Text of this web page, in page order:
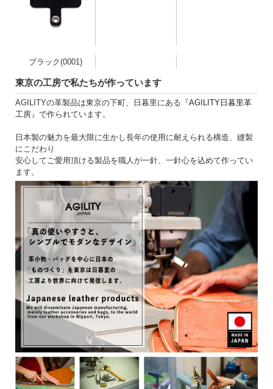
ブラック(0001)
東京の工房で私たちが作っています
AGILITYの革製品は東京の下町、日暮里にある『AGILITY日暮里革
工房』で作られています。
日本製の魅力を最大限に生かし長年の使用に耐えられる構造、縫製
にこだわり
安心してご愛用頂ける製品を職人が一針、一針心を込めて作ってい
ます。